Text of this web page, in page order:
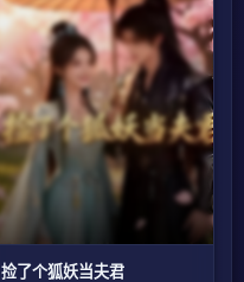
捡了个狐妖当夫君